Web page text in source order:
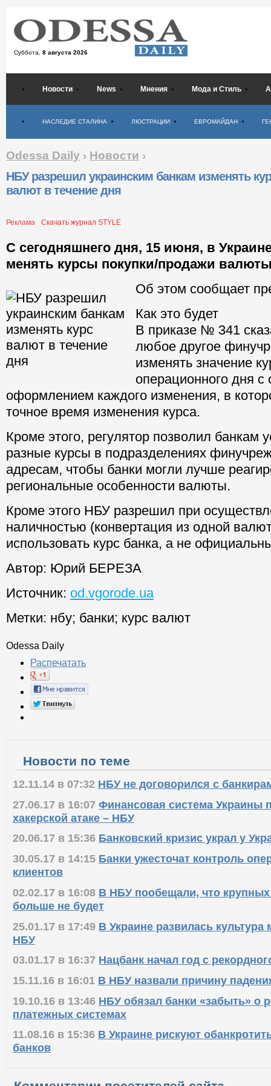
Суббота, 8 августа 2026
Новости News Мнения Мода и Стиль
НАСЛЕДИЕ СТАЛИНА ЛЮСТРАЦИИ ЕВРОМАЙДАН
Odessa Daily › Новости ›
НБУ разрешил украинским банкам изменять
валют в течение дня
Реклама Скачать журнал STYLE
С сегодняшнего дня, 15 июня, в
менять курсы покупки/продажи
Об этом сообщает
Как это будет
В приказе № 341
любое другое
изменять значение
операционного дня
оформлением каждого изменения, в
точное время изменения курса.
Кроме этого, регулятор позволил банкам
разные курсы в подразделениях
адресам, чтобы банки могли лучше
региональные особенности валюты.
Кроме этого НБУ разрешил при
наличностью (конвертация из одной
использовать курс банка, а не
Автор: Юрий БЕРЕЗА
Источник: od.vgorode.ua
Метки: нбу; банки; курс валют
Odessa Daily
Распечатать
Новости по теме
12.11.14 в 07:32 НБУ не договорился с
27.06.17 в 16:07 Финансовая система Украины
хакерской атаке – НБУ
20.06.17 в 15:36 Банковский кризис украл у
30.05.17 в 14:15 Банки ужесточат контроль
клиентов
02.02.17 в 16:08 В НБУ пообещали, что крупных
больше не будет
25.01.17 в 17:49 В Украине развилась культура
НБУ
03.01.17 в 16:37 Нацбанк начал год с
15.11.16 в 16:01 В НБУ назвали причину
19.10.16 в 13:46 НБУ обязал банки «забыть» о
платежных системах
11.08.16 в 15:36 В Украине рискуют
банков